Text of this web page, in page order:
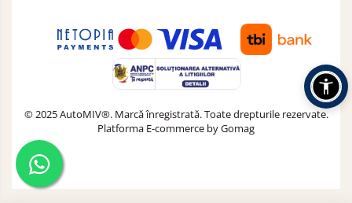
© 2025 AutoMIV®. Marcă înregistrată. Toate drepturile rezervate.
Platforma E-commerce by Gomag